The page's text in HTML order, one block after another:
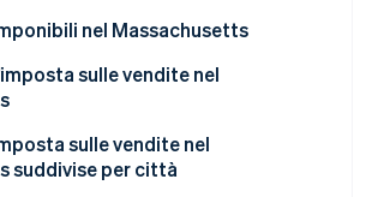
nel Massachusetts
sulle vendite nel
sulle vendite nel
suddivise per città